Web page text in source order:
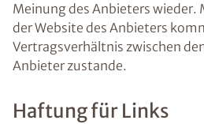
Meinung des Anbieters wieder.
der Website des Anbieters
Vertragsverhältnis zwischen
Anbieter zustande.
Haftung für Links